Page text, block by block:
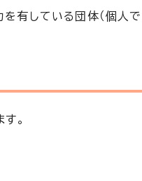
有している団体（個人で
。